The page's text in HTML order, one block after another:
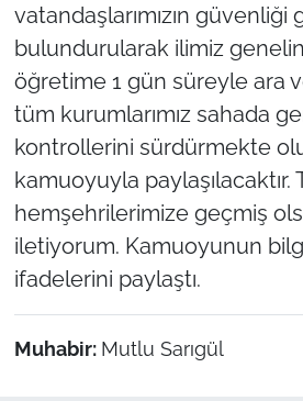
vatandaşlarımızın güvenliği
bulundurularak ilimiz
öğretime 1 gün süreyle ara
tüm kurumlarımız sahada
kontrollerini sürdürmekte
kamuoyuyla paylaşılacaktır.
hemşehrilerimize geçmiş
iletiyorum. Kamuoyunun
ifadelerini paylaştı.
Muhabir: Mutlu Sarıgül